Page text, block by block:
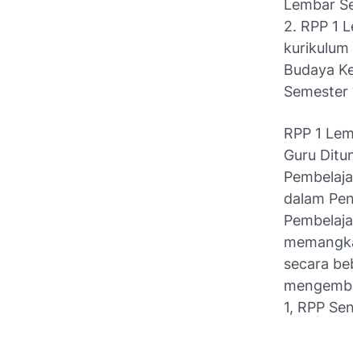
Lembar
2. RPP 1
kurikulum
Budaya
Semester
RPP 1
Guru
dalam
secara
1, RPP